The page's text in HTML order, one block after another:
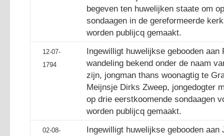
begeven ten huwelijken staate om
sondaagen in de gereformeerde
worden publijcq gemaakt.
12-07-
1794
Ingewilligt huwelijkse gebooden
wandeling bekend onder de naam
zijn, jongman thans woonagtig te
Meijnsje Dirks Zweep, jongedogter
op drie eerstkoomende sondaagen
worden publijcq gemaakt.
02-08-
Ingewilligt huwelijkse gebooden